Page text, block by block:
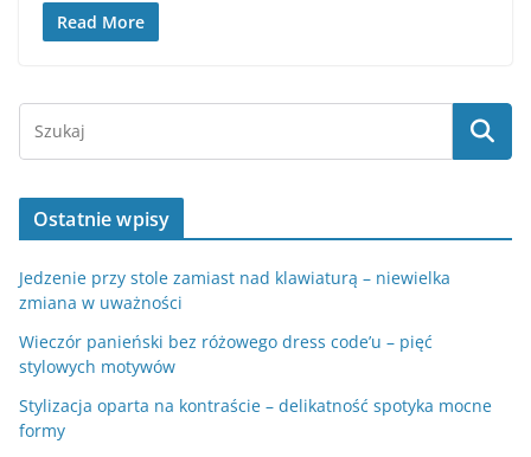
Read More
Ostatnie wpisy
Jedzenie przy stole zamiast nad klawiaturą – niewielka
zmiana w uważności
Wieczór panieński bez różowego dress code’u – pięć
stylowych motywów
Stylizacja oparta na kontraście – delikatność spotyka mocne
formy